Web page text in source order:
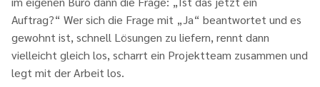
Auftrag?“ Wer sich die Frage mit „Ja“ beantwortet und es
gewohnt ist, schnell Lösungen zu liefern, rennt dann
vielleicht gleich los, scharrt ein Projektteam zusammen und
legt mit der Arbeit los.